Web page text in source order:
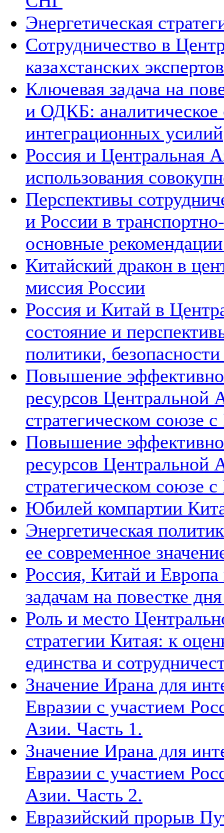
Энергетическая
Сотрудничество в
казахстанских экспертов
Ключевая задача на
и ОДКБ: аналитическое
интеграционных усилий
Россия и Центральная
использования
Перспективы
и России в
основные
Китайский дракон в
миссия России
Россия и Китай в
состояние и
политики,
Повышение
ресурсов Центральной
стратегическом союзе
Повышение
ресурсов Центральной
стратегическом союзе
Юбилей компартии
Энергетическая
ее современное
Россия, Китай и
задачам на повестке
Роль и место
стратегии Китая: к
единства и
Значение Ирана для
Евразии с участием
Азии. Часть 1.
Значение Ирана для
Евразии с участием
Азии. Часть 2.
Евразийский прорыв